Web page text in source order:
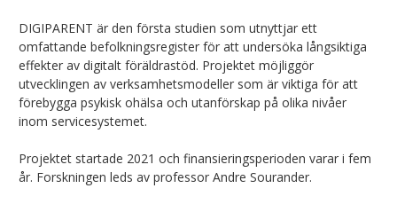
DIGIPARENT är den första studien som utnyttjar ett
omfattande befolkningsregister för att undersöka långsiktiga
effekter av digitalt föräldrastöd. Projektet möjliggör
utvecklingen av verksamhetsmodeller som är viktiga för att
förebygga psykisk ohälsa och utanförskap på olika nivåer
inom servicesystemet.
Projektet startade 2021 och finansieringsperioden varar i fem
år. Forskningen leds av professor Andre Sourander.